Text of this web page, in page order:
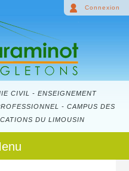
CIVIL - ENSEIGNEMENT
- CAMPUS DES
DU LIMOUSIN
Connexion